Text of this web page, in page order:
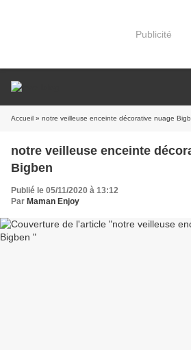
Publicité
Accueil » notre veilleuse enceinte décorative nuage
notre veilleuse enceinte
Bigben
Publié le 05/11/2020 à 13:12
Par Maman Enjoy